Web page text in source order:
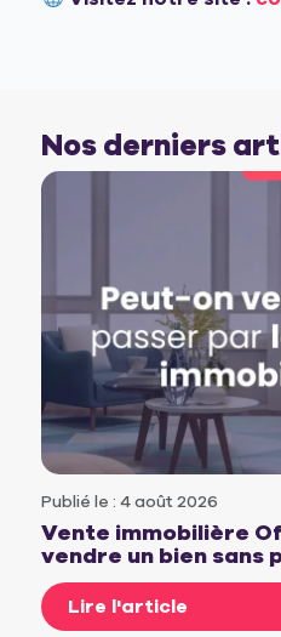
Nos derniers
Publié le : 4 août 2026
Vente immobilière
vendre un bien sans
Lire l'article